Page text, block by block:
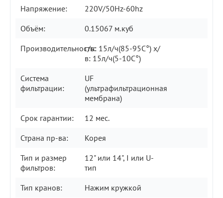
Напряжение:
220V/50Hz-60hz
Объём:
0.15067 м.куб
Производительность:г/в: 15л/ч(85-95C°) х/
в: 15л/ч(5-10C°)
Система
фильтрации:
UF
(ультрафильтрационная
мембрана)
Срок гарантии:
12 мес.
Страна пр-ва:
Корея
Тип и размер
фильтров:
12" или 14", I или U-
тип
Тип кранов:
Нажим кружкой